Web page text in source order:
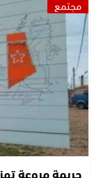
مجتمع